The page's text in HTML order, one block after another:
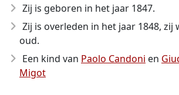
Zij is geboren in het jaar 1847.
Zij is overleden in het jaar 1848, zij
oud.
Een kind van Paolo Candoni en
Migot